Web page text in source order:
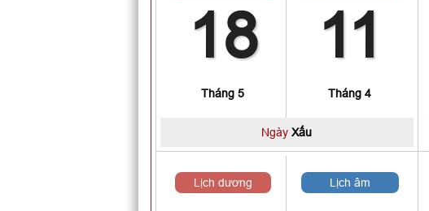
18
Tháng 5
11
Tháng 4
Ngày Xấu
Lịch dương Lịch âm